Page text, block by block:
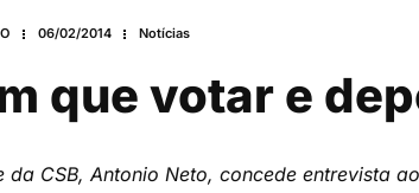
06/02/2014 Notícias
que votar e
da CSB, Antonio Neto, concede entrevista